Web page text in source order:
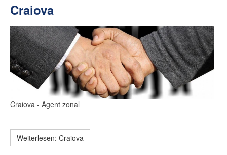
Craiova
Craiova - Agent zonal
Weiterlesen: Craiova